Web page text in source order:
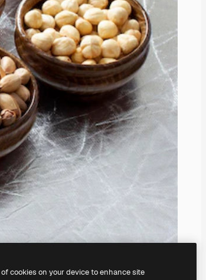
cookies on your device to enhance site